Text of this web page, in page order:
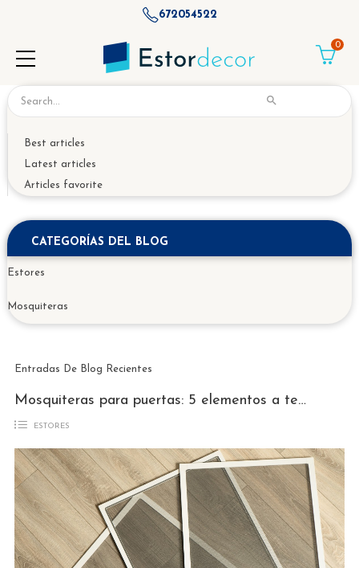
672054522
0

Best articles
Latest articles
Articles favorite
CATEGORÍAS DEL BLOG
Estores
Mosquiteras
Entradas De Blog Recientes
Mosquiteras para puertas: 5 elementos a tener en cuenta
ESTORES